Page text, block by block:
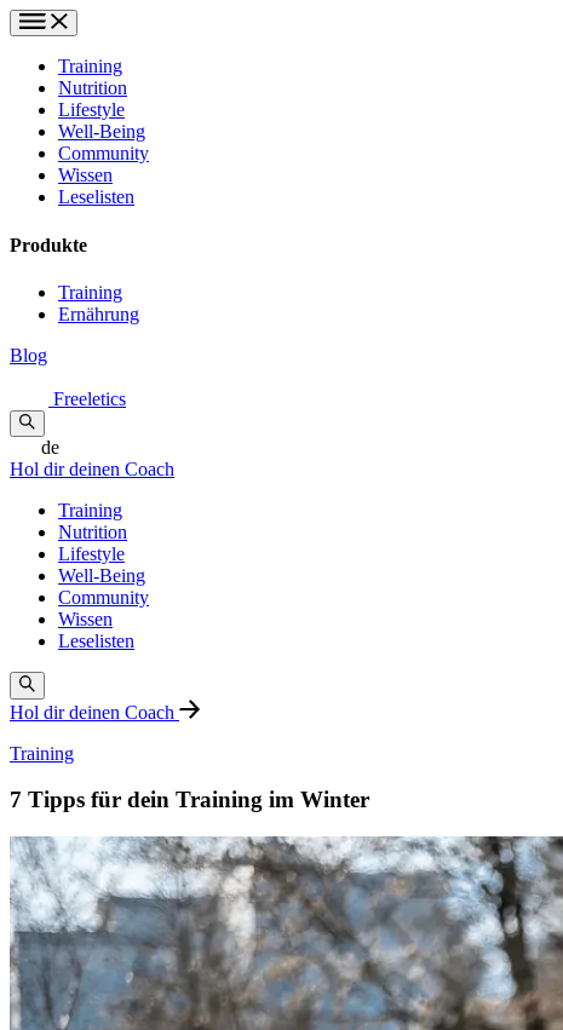
Training
Nutrition
Lifestyle
Well-Being
Community
Wissen
Leselisten
Produkte
Training
Ernährung
Blog
Freeletics
de
Hol dir deinen Coach
Training
Nutrition
Lifestyle
Well-Being
Community
Wissen
Leselisten
Hol dir deinen Coach
Training
7 Tipps für dein Training im Winter